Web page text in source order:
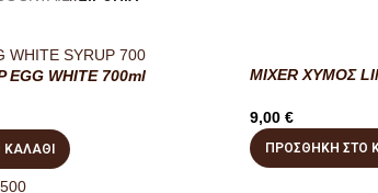
EGG WHITE 700ml MIXER ΧΥΜΟΣ
9,00 €
ΠΡΟΣΘΉΚΗ ΣΤΟ